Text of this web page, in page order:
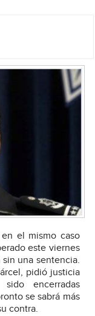
el mismo caso
este viernes
una sentencia.
pidió justicia
encerradas
se sabrá más
contra.